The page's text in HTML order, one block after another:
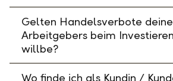
Gelten Handelsverbote
Arbeitgebers beim
willbe?
Wo finde ich als Kundin /